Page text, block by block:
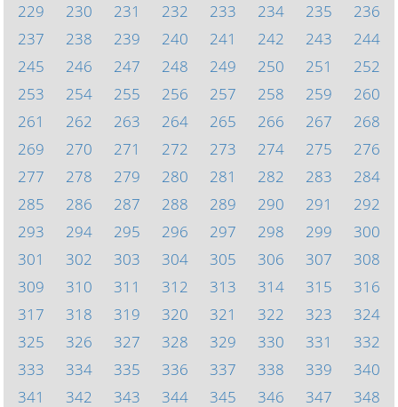
229
230 231 232 233 234 235
236
237
238 239 240 241 242 243
244
245
246 247 248 249 250 251
252
253
254 255 256 257 258 259
260
261
262 263 264 265 266 267
268
269
270 271 272 273 274 275
276
277
278 279 280 281 282 283
284
285
286 287 288 289 290 291
292
293
294 295 296 297 298 299
300
301
302 303 304 305 306 307
308
309
310 311 312 313 314 315
316
317
318 319 320 321 322 323
324
325
326 327 328 329 330 331
332
333
334 335 336 337 338 339
340
341
342 343 344 345 346 347 348